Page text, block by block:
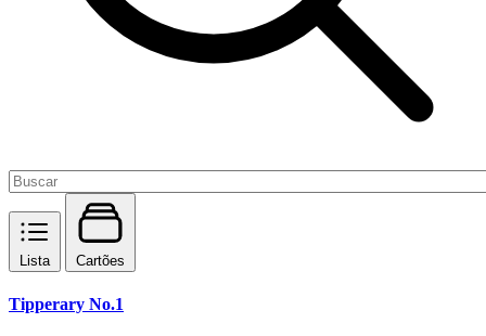
Lista Cartões
Tipperary No.1